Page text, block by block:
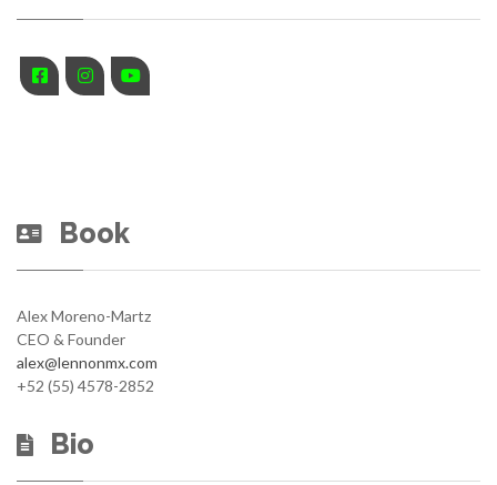
Book
Alex Moreno-Martz
CEO & Founder
alex@lennonmx.com
+52 (55) 4578-2852
Bio